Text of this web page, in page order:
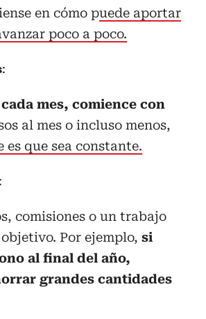
en cómo puede aportar
poco a poco.
mes, comience con
al mes o incluso menos,
que sea constante.
comisiones o un trabajo
Por ejemplo, si
al final del año,
grandes cantidades